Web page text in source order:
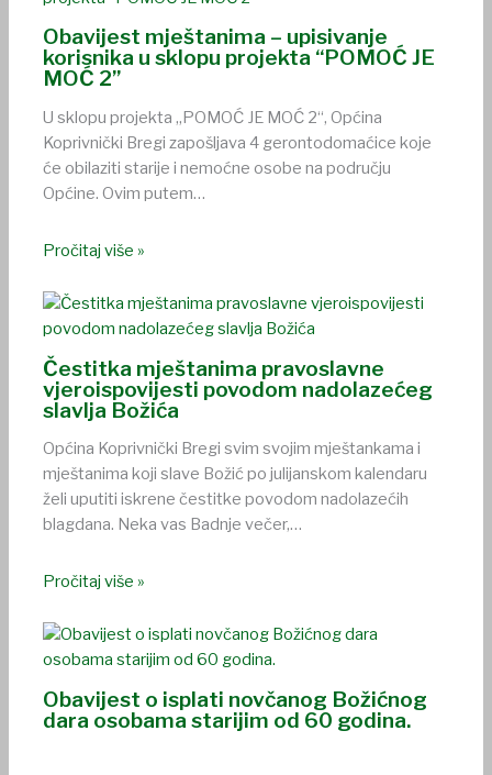
Obavijest mještanima – upisivanje
korisnika u sklopu projekta “POMOĆ JE
MOĆ 2”
U sklopu projekta „POMOĆ JE MOĆ 2“, Općina
Koprivnički Bregi zapošljava 4 gerontodomaćice koje
će obilaziti starije i nemoćne osobe na području
Općine. Ovim putem…
Pročitaj više »
Čestitka mještanima pravoslavne
vjeroispovijesti povodom nadolazećeg
slavlja Božića
Općina Koprivnički Bregi svim svojim mještankama i
mještanima koji slave Božić po julijanskom kalendaru
želi uputiti iskrene čestitke povodom nadolazećih
blagdana. Neka vas Badnje večer,…
Pročitaj više »
Obavijest o isplati novčanog Božićnog
dara osobama starijim od 60 godina.